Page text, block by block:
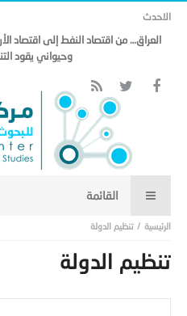
الاحدث
العراق… من اقتصاد النفط إلى اقتصاد
وحيواني يقود
تنظيم الدولة
تنظيم الدولة